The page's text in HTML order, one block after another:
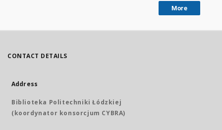
More
CONTACT DETAILS
Address
Biblioteka Politechniki Łódzkiej
(koordynator konsorcjum CYBRA)